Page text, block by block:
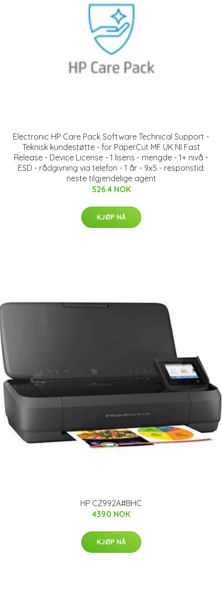
Electronic HP Care Pack Software Technical Support -
Teknisk kundestøtte - for PaperCut MF UK NI Fast
Release - Device License - 1 lisens - mengde - 1+ nivå -
ESD - rådgivning via telefon - 1 år - 9x5 - responstid:
neste tilgjendelige agent
526.4 NOK
KJØP NÅ
HP CZ992A#BHC
4390 NOK
KJØP NÅ